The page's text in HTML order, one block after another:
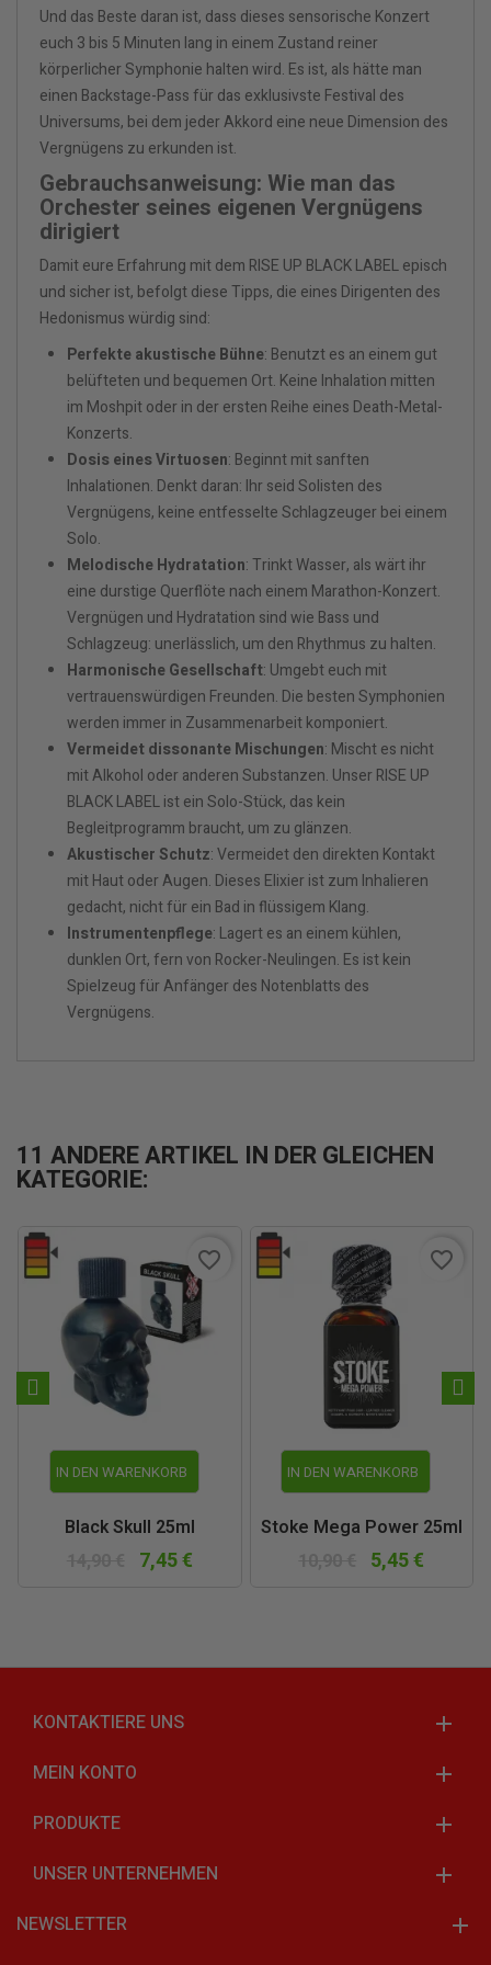
Und das Beste daran ist, dass dieses sensorische Konzert
euch 3 bis 5 Minuten lang in einem Zustand reiner
körperlicher Symphonie halten wird. Es ist, als hätte man
einen Backstage-Pass für das exklusivste Festival des
Universums, bei dem jeder Akkord eine neue Dimension des
Vergnügens zu erkunden ist.
Gebrauchsanweisung: Wie man das
Orchester seines eigenen Vergnügens
dirigiert
Damit eure Erfahrung mit dem RISE UP BLACK LABEL episch
und sicher ist, befolgt diese Tipps, die eines Dirigenten des
Hedonismus würdig sind:
Perfekte akustische Bühne: Benutzt es an einem gut
belüfteten und bequemen Ort. Keine Inhalation mitten
im Moshpit oder in der ersten Reihe eines Death-Metal-
Konzerts.
Dosis eines Virtuosen: Beginnt mit sanften
Inhalationen. Denkt daran: Ihr seid Solisten des
Vergnügens, keine entfesselte Schlagzeuger bei einem
Solo.
Melodische Hydratation: Trinkt Wasser, als wärt ihr
eine durstige Querflöte nach einem Marathon-Konzert.
Vergnügen und Hydratation sind wie Bass und
Schlagzeug: unerlässlich, um den Rhythmus zu halten.
Harmonische Gesellschaft: Umgebt euch mit
vertrauenswürdigen Freunden. Die besten Symphonien
werden immer in Zusammenarbeit komponiert.
Vermeidet dissonante Mischungen: Mischt es nicht
mit Alkohol oder anderen Substanzen. Unser RISE UP
BLACK LABEL ist ein Solo-Stück, das kein
Begleitprogramm braucht, um zu glänzen.
Akustischer Schutz: Vermeidet den direkten Kontakt
mit Haut oder Augen. Dieses Elixier ist zum Inhalieren
gedacht, nicht für ein Bad in flüssigem Klang.
Instrumentenpflege: Lagert es an einem kühlen,
dunklen Ort, fern von Rocker-Neulingen. Es ist kein
Spielzeug für Anfänger des Notenblatts des
Vergnügens.
11 ANDERE ARTIKEL IN DER GLEICHEN
KATEGORIE:
IN DEN WARENKORB
Black Skull 25ml
7,45 €
favorite_border
IN DEN WARENKORB
Stoke Mega Power 25ml
5,45 €
favorite_border
KONTAKTIERE UNS
MEIN KONTO
PRODUKTE
UNSER UNTERNEHMEN
NEWSLETTER